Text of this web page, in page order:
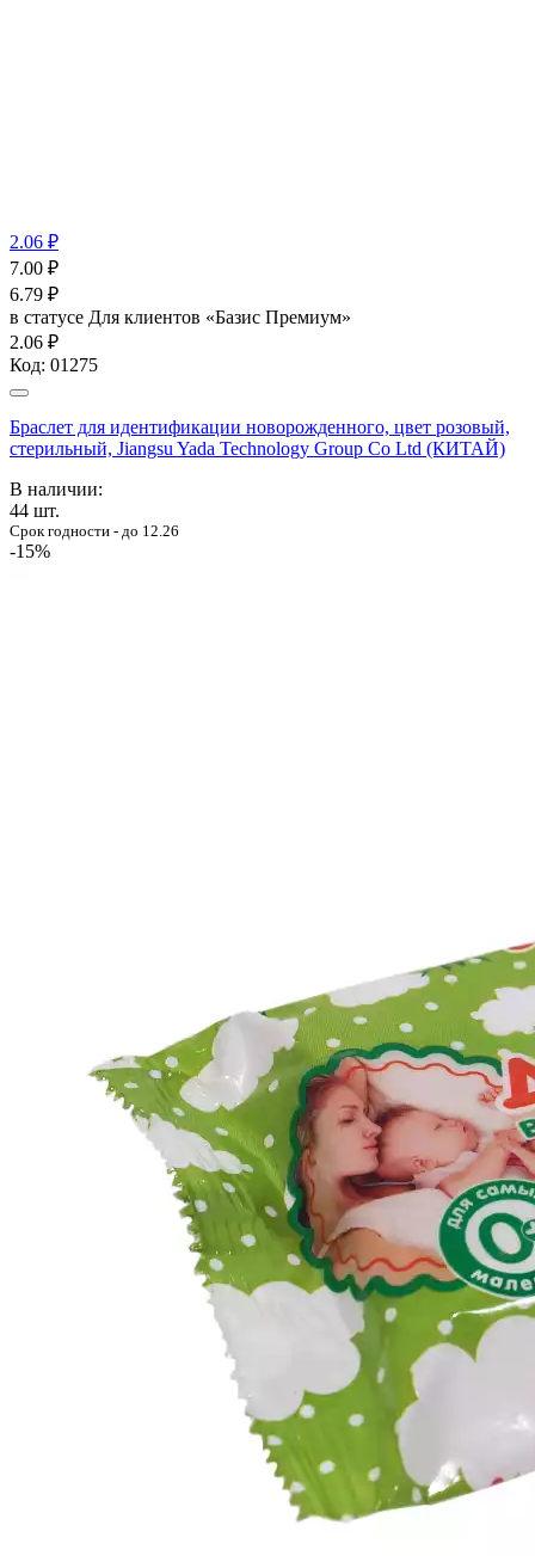
2.06 ₽
7.00 ₽
6.79 ₽
в статусе Для клиентов «Базис Премиум»
2.06 ₽
Код: 01275
Браслет для идентификации новорожденного, цвет розовый,
стерильный, Jiangsu Yada Technology Group Co Ltd (КИТАЙ)
В наличии:
44 шт.
Срок годности - до 12.26
-15%